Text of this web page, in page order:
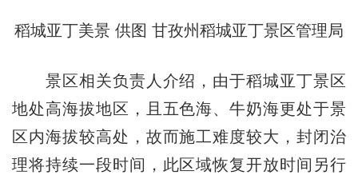
稻城亚丁美景 供图 甘孜州稻城亚丁景区管理局
景区相关负责人介绍，由于稻城亚丁景区
地处高海拔地区，且五色海、牛奶海更处于景
区内海拔较高处，故而施工难度较大，封闭治
理将持续一段时间，此区域恢复开放时间另行